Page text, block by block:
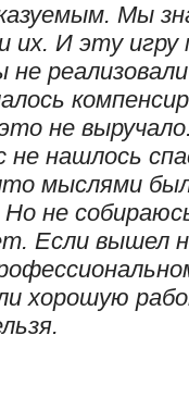
Мы
их. И эту
не
не
не нашлось
мыслями
не
Если вышел
хорошую